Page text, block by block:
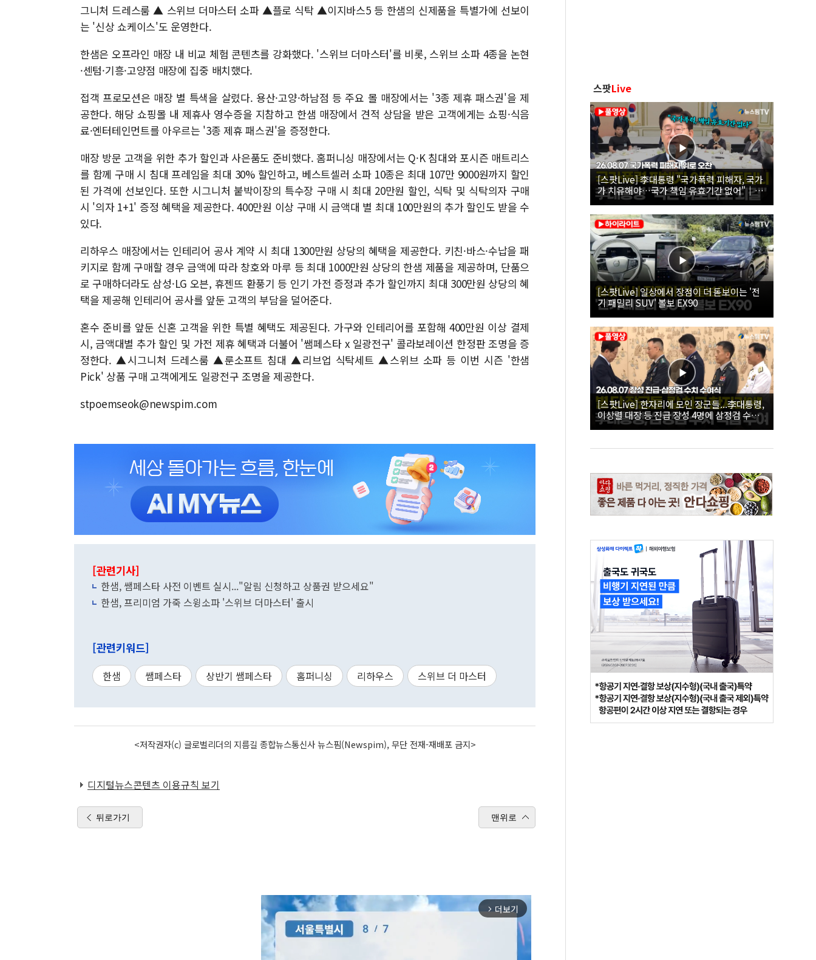
그니처 드레스룸 ▲ 스위브 더마스터 소파 ▲플로 식탁 ▲이지바스5 등 한샘의 신제품을 특별가에 선보이
는 '신상 쇼케이스'도 운영한다.
한샘은 오프라인 매장 내 비교 체험 콘텐츠를 강화했다. '스위브 더마스터'를 비롯, 스위브 소파 4종을 논현
·센텀·기흥·고양점 매장에 집중 배치했다.
접객 프로모션은 매장 별 특색을 살렸다. 용산·고양·하남점 등 주요 몰 매장에서는 '3종 제휴 패스권'을 제
공한다. 해당 쇼핑몰 내 제휴사 영수증을 지참하고 한샘 매장에서 견적 상담을 받은 고객에게는 쇼핑·식음
료·엔터테인먼트를 아우르는 '3종 제휴 패스권'을 증정한다.
매장 방문 고객을 위한 추가 할인과 사은품도 준비했다. 홈퍼니싱 매장에서는 Q·K 침대와 포시즌 매트리스
를 함께 구매 시 침대 프레임을 최대 30% 할인하고, 베스트셀러 소파 10종은 최대 107만 9000원까지 할인
된 가격에 선보인다. 또한 시그니처 붙박이장의 특수장 구매 시 최대 20만원 할인, 식탁 및 식탁의자 구매
시 '의자 1+1' 증정 혜택을 제공한다. 400만원 이상 구매 시 금액대 별 최대 100만원의 추가 할인도 받을 수
있다.
리하우스 매장에서는 인테리어 공사 계약 시 최대 1300만원 상당의 혜택을 제공한다. 키친·바스·수납을 패
키지로 함께 구매할 경우 금액에 따라 창호와 마루 등 최대 1000만원 상당의 한샘 제품을 제공하며, 단품으
로 구매하더라도 삼성·LG 오븐, 휴젠뜨 환풍기 등 인기 가전 증정과 추가 할인까지 최대 300만원 상당의 혜
택을 제공해 인테리어 공사를 앞둔 고객의 부담을 덜어준다.
혼수 준비를 앞둔 신혼 고객을 위한 특별 혜택도 제공된다. 가구와 인테리어를 포함해 400만원 이상 결제
시, 금액대별 추가 할인 및 가전 제휴 혜택과 더불어 '쌤페스타 x 일광전구' 콜라보레이션 한정판 조명을 증
정한다. ▲시그니처 드레스룸 ▲룬소프트 침대 ▲리브업 식탁세트 ▲스위브 소파 등 이번 시즌 '한샘
Pick' 상품 구매 고객에게도 일광전구 조명을 제공한다.
stpoemseok@newspim.com
[관련기사]
한샘, 쌤페스타 사전 이벤트 실시..."알림 신청하고 상품권 받으세요"
한샘, 프리미엄 가죽 스윙소파 '스위브 더마스터' 출시
[관련키워드]
한샘 쌤페스타 상반기 쌤페스타 홈퍼니싱 리하우스 스위브 더 마스터
<저작권자(c) 글로벌리더의 지름길 종합뉴스통신사 뉴스핌(Newspim), 무단 전재-재배포 금지>
디지털뉴스콘텐츠 이용규칙 보기
뒤로가기 맨위로
arrow_forward_ios 더보기
스팟Live
[스팟Live] 李대통령 "국가폭력 피해자, 국가
가 치유해야…국가 책임 유효기간 없어"｜
26.08.07 국가폭력 피해자 위로 오찬
[스팟Live] 일상에서 장점이 더 돋보이는 '전
기 패밀리 SUV' 볼보 EX90
[스팟Live] 한자리에 모인 장군들...李대통령,
이상렬 대장 등 진급 장성 4명에 삼정검 수치
직접 수여｜26.08.07 장성 진급·삼정검 수치